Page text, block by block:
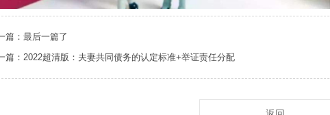
篇：最后一篇了
篇：2022超清版：夫妻共同债务的认定标准+举证责任分配